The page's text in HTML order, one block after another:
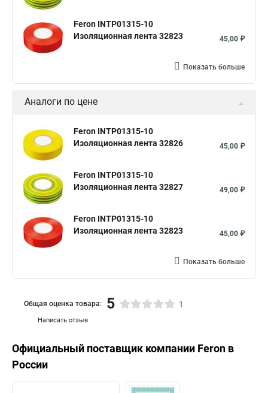
Feron INTP01315-10
Изоляционная лента 32823
45,00 ₽
Показать больше
Аналоги по цене
Feron INTP01315-10
Изоляционная лента 32826
45,00 ₽
Feron INTP01315-10
Изоляционная лента 32827
49,00 ₽
Feron INTP01315-10
Изоляционная лента 32823
45,00 ₽
Показать больше
Написать отзыв
Общая оценка товара: 5 1
Официальный поставщик компании Feron в
России